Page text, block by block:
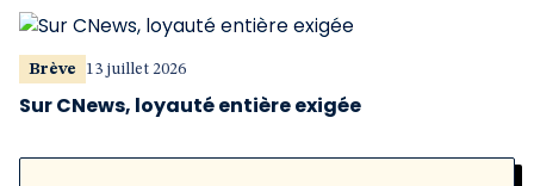
Brève 13 juillet 2026
Sur CNews, loyauté entière exigée